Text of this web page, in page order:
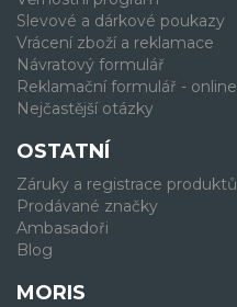
Slevové a dárkové poukazy
Vrácení zboží a reklamace
Návratový formulář
Reklamační formulář - online
Nejčastější otázky
OSTATNÍ
Záruky a registrace produktů
Prodávané značky
Ambasadoři
Blog
MORIS